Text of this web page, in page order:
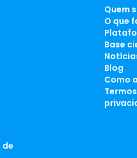
Quem
O que
Base
Blog
Como